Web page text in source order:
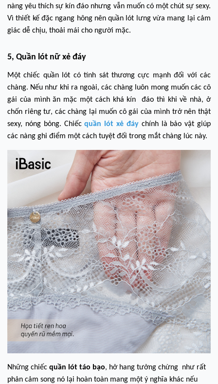
nàng yêu thích sự kín đáo nhưng vẫn muốn có một chút sự sexy.
Vì thiết kế đặc ngang hông nên quần lót lưng vừa mang lại cảm
giác dễ chịu, thoải mái cho người mặc.
5, Quần lót nữ xẻ đáy
Một chiếc quần lót có tính sát thương cực mạnh đối với các
chàng. Nếu như khi ra ngoài, các chàng luôn mong muốn các cô
gái của mình ăn mặc một cách khá kín đáo thì khi về nhà, ở
chốn riêng tư, các chàng lại muốn cô gái của mình trở nên thật
sexy, nóng bỏng. Chiếcquần lót xẻ đáychính là bảo vật giúp
các nàng ghi điểm một cách tuyệt đối trong mắt chàng lúc này.
Những chiếc quần lót táo bạo, hở hang tưởng chừng như rất
phản cảm song nó lại hoàn toàn mang một ý nghĩa khác nếu